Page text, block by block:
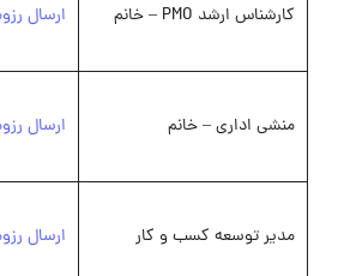
کارشناس ارشد PMO – خانم ارسال
منشی اداری – خانم ارسال
مدیر توسعه کسب و کار ارسال